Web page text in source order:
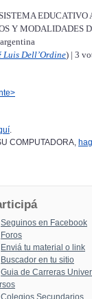
EDUCATIVO
Y MODALIDADES
Luis Dell’Ordine) | 3
.
COMPUTADORA,
Seguinos en Facebook
Foros
Enviá tu material o link
Buscador en tu sitio
Guia de Carreras
Colegios Secundarios